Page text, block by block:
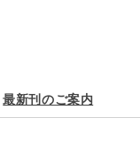
最新刊のご案内